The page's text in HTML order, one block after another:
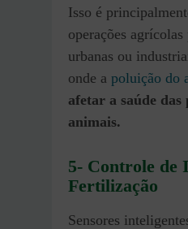
Isso é
operações
urbanas ou
onde a poluição do
afetar a saúde das
animais.
5- Controle de
Fertilização
Sensores